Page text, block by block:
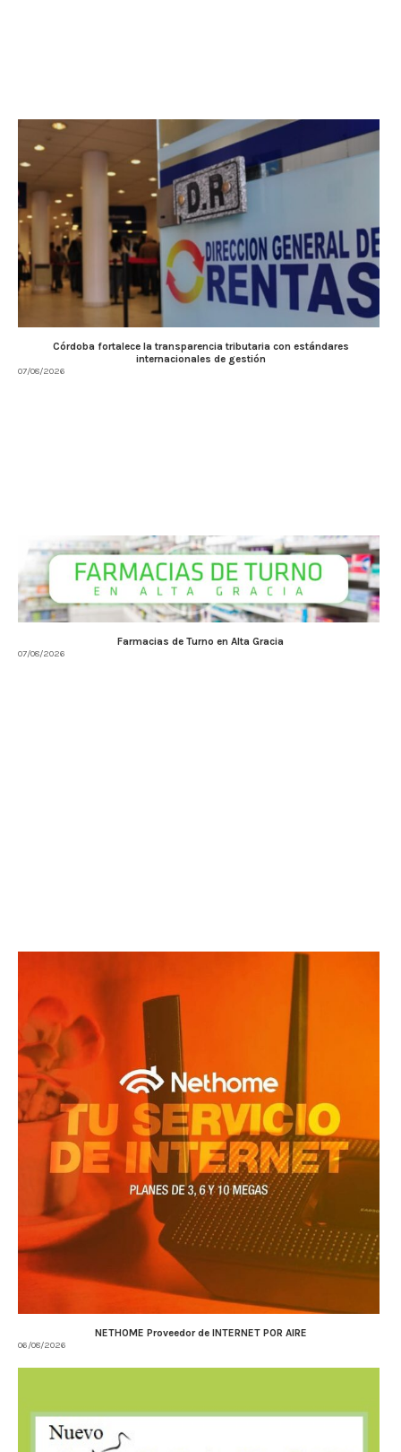
Córdoba fortalece la transparencia tributaria con estándares
internacionales de gestión
07/08/2026
Farmacias de Turno en Alta Gracia
07/08/2026
NETHOME Proveedor de INTERNET POR AIRE
06/08/2026